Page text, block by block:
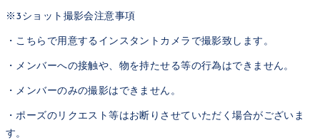
※3ショット撮影会注意事項
・こちらで用意するインスタントカメラで撮影致します。
・メンバーへの接触や、物を持たせる等の行為はできません。
・メンバーのみの撮影はできません。
・ポーズのリクエスト等はお断りさせていただく場合がございま
す。